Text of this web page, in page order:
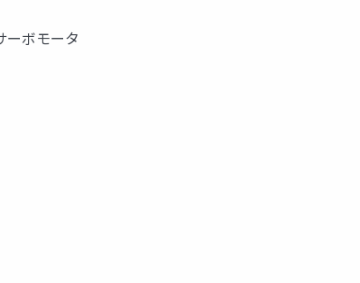
ボモータ